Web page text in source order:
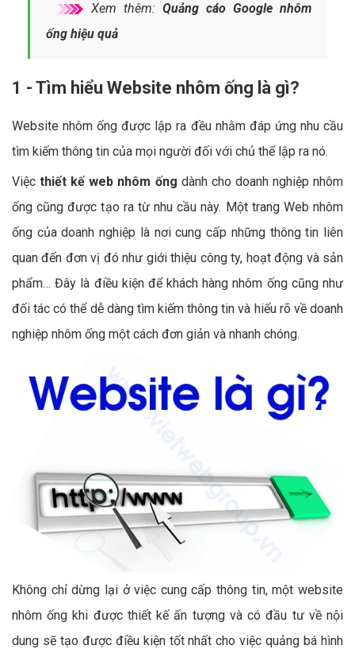
Xem thêm: Quảng cáo Google nhôm
ống hiệu quả
1 - Tìm hiểu Website nhôm ống là gì?
Website nhôm ống được lập ra đều nhằm đáp ứng nhu cầu
tìm kiếm thông tin của mọi người đối với chủ thể lập ra nó.
Việcthiết kế web nhôm ống dành cho doanh nghiệp nhôm
ống cũng được tạo ra từ nhu cầu này. Một trang Web nhôm
ống của doanh nghiệp là nơi cung cấp những thông tin liên
quan đến đơn vị đó như giới thiệu công ty, hoạt động và sản
phẩm… Đây là điều kiện để khách hàng nhôm ống cũng như
đối tác có thể dễ dàng tìm kiếm thông tin và hiểu rõ về doanh
nghiệp nhôm ống một cách đơn giản và nhanh chóng.
Không chỉ dừng lại ở việc cung cấp thông tin, một website
nhôm ống khi được thiết kế ấn tượng và có đầu tư về nội
dung sẽ tạo được điều kiện tốt nhất cho việc quảng bá hình